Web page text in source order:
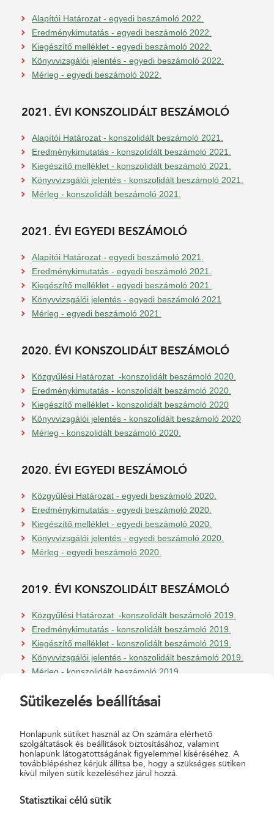
Alapítói Határozat - egyedi beszámoló 2022.
Eredménykimutatás - egyedi beszámoló 2022.
Kiegészítő melléklet - egyedi beszámoló 2022.
Könyvvizsgálói jelentés - egyedi beszámoló 2022.
Mérleg - egyedi beszámoló 2022.
2021. ÉVI KONSZOLIDÁLT BESZÁMOLÓ
Alapítói Határozat - konszolidált beszámoló 2021.
Eredménykimutatás - konszolidált beszámoló 2021.
Kiegészítő melléklet - konszolidált beszámoló 2021.
Könyvvizsgálói jelentés - konszolidált beszámoló 2021.
Mérleg - konszolidált beszámoló 2021.
2021. ÉVI EGYEDI BESZÁMOLÓ
Alapítói Határozat - egyedi beszámoló 2021.
Eredménykimutatás - egyedi beszámoló 2021.
Kiegészítő melléklet - egyedi beszámoló 2021.
Könyvvizsgálói jelentés - egyedi beszámoló 2021
Mérleg - egyedi beszámoló 2021.
2020. ÉVI KONSZOLIDÁLT BESZÁMOLÓ
Közgyűlési Határozat -konszolidált beszámoló 2020.
Eredménykimutatás - konszolidált beszámoló 2020.
Kiegészítő melléklet - konszolidált beszámoló 2020
Könyvvizsgálói jelentés - konszolidált beszámoló 2020
Mérleg - konszolidált beszámoló 2020.
2020. ÉVI EGYEDI BESZÁMOLÓ
Közgyűlési Határozat - egyedi beszámoló 2020.
Eredménykimutatás - egyedi beszámoló 2020.
Kiegészítő melléklet - egyedi beszámoló 2020.
Könyvvizsgálói jelentés - egyedi beszámoló 2020.
Mérleg - egyedi beszámoló 2020.
2019. ÉVI KONSZOLIDÁLT BESZÁMOLÓ
Közgyűlési Határozat -konszolidált beszámoló 2019.
Eredménykimutatás - konszolidált beszámoló 2019.
Kiegészítő melléklet - konszolidált beszámoló 2019.
Könyvvizsgálói jelentés - konszolidált beszámoló 2019.
Mérleg - konszolidált beszámoló 2019.
2019. ÉVI EGYEDI BESZÁMOLÓ
Közgyűlési Határozat - egyedi beszámoló 2019.
Eredménykimutatás - egyedi beszámoló 2019.
Kiegészítő melléklet - egyedi beszámoló 2019.
Könyvvizsgálói jelentés - egyedi beszámoló 2019.
Sütikezelés beállításai
Honlapunk sütiket használ az Ön számára elérhető
szolgáltatások és beállítások biztosításához, valamint
honlapunk látogatottságának figyelemmel kíséréséhez. A
továbblépéshez kérjük állítsa be, hogy a szükséges sütiken
kívül milyen sütik kezeléséhez járul hozzá.
Statisztikai célú sütik